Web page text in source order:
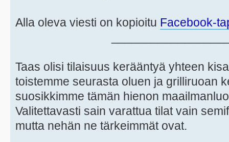
Alla oleva viesti on kopioitu Facebook-
Taas olisi tilaisuus kerääntyä yhteen
toistemme seurasta oluen ja grilliruoan
suosikkimme tämän hienon
Valitettavasti sain varattua tilat vain
mutta nehän ne tärkeimmät ovat.